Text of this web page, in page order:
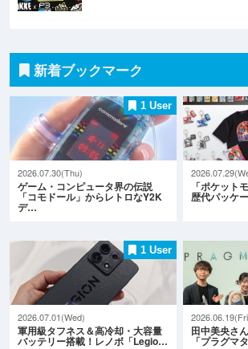
新着ブックマーク
1 User
2026.07.30(Thu)
ゲーム・コンピュータ界の伝説
「コモドール」からレトロなY2K
デ…
「ポケット
歴代パッケ
1 User
2026.07.01(Wed)
軍用級タフネス＆高冷却・大容量
バッテリー搭載！レノボ「Legio…
田中美央さ
「プラグマ